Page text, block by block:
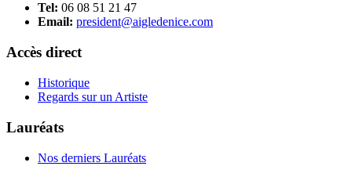
Tel: 06 08 51 21 47
Email: president@aigledenice.com
Accès direct
Historique
Regards sur un Artiste
Lauréats
Nos derniers Lauréats